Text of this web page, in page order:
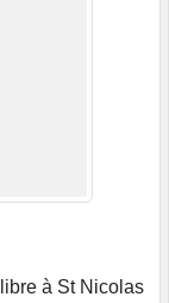
à St Nicolas